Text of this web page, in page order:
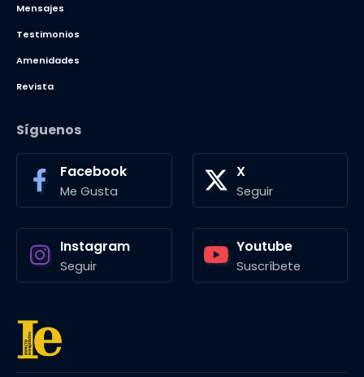
Mensajes
Testimonios
Amenidades
Revista
Síguenos
Facebook
Me Gusta
X
Seguir
Instagram
Seguir
Youtube
Suscríbete